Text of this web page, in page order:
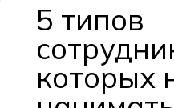
5 типов
которых